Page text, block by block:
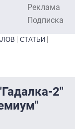
Реклама
Подписка
СТАТЬИ
2"